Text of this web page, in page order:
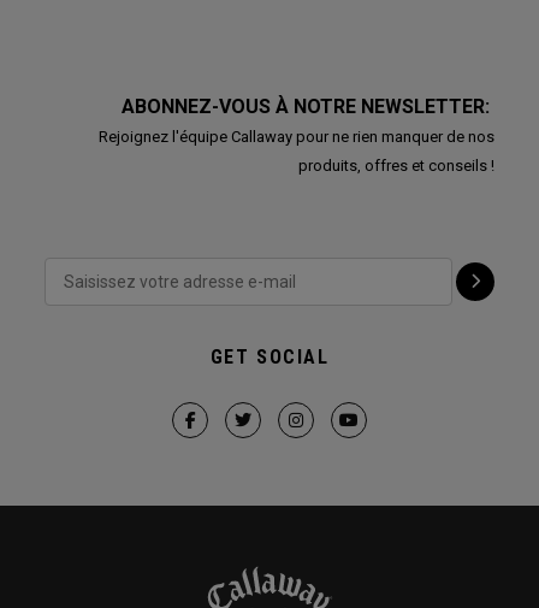
ABONNEZ-VOUS À NOTRE NEWSLETTER:
Rejoignez l'équipe Callaway pour ne rien manquer de nos
produits, offres et conseils !
GET SOCIAL